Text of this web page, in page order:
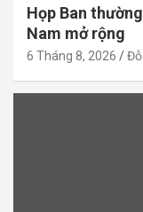
Họp Ban
Nam mở rộng
6 Tháng 8, 2026 Đỗ